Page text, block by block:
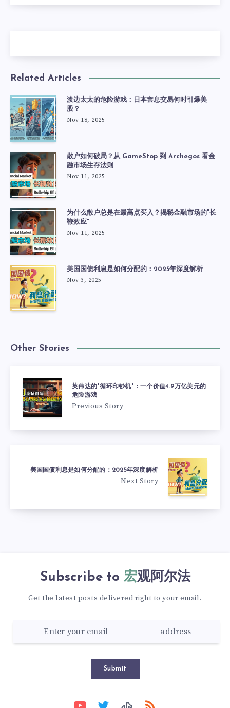
Related Articles
渡边太太的危险游戏：日本套息交易何时引爆美
股？
Nov 18, 2025
散户如何破局？从 GameStop 到 Archegos 看金
融市场生存法则
Nov 11, 2025
为什么散户总是在最高点买入？揭秘金融市场的"长
鞭效应"
Nov 11, 2025
美国国债利息是如何分配的：2025年深度解析
Nov 3, 2025
Other Stories
英伟达的"循环印钞机"：一个价值4.9万亿美元的
危险游戏
Previous Story
美国国债利息是如何分配的：2025年深度解析
Next Story
Subscribe to 宏观阿尔法
Get the latest posts delivered right to your email.
Submit